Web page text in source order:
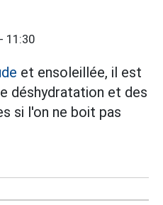
11:30
et ensoleillée, il est
déshydratation et des
si l'on ne boit pas